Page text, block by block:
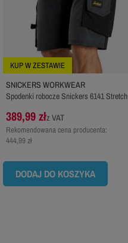
KUP W ZESTAWIE
SNICKERS WORKWEAR
Spodenki robocze Snickers 6141 Stretch
389,99 złz VAT
Rekomendowana cena producenta:
444,99 zł
DODAJ DO KOSZYKA